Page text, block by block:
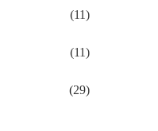
(11)
(11)
(29)